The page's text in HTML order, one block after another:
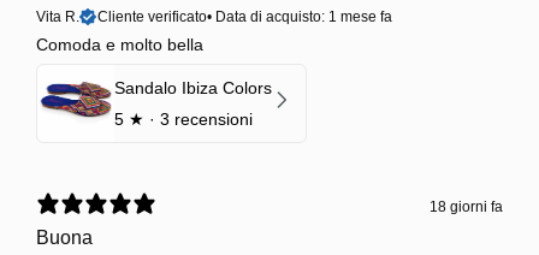
Vita R.
Cliente verificato• Data di acquisto: 1 mese fa
Comoda e molto bella
Sandalo Ibiza Colors
5 ★ · 3 recensioni
18 giorni fa
Buona